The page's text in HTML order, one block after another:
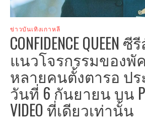
ข่าวบันเทิงเกาหลี
CONFIDENCE QUEEN
แนวโจรกรรมของพั
หลายคนตั้งตารอ ป
วันที่ 6 กันยายน บน
VIDEO ที่เดียวเท่านั้น